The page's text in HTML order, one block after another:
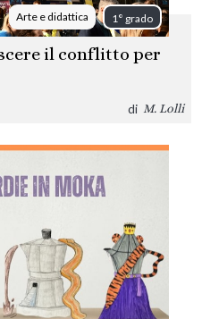
Arte e didattica 1° grado
il conflitto per
di M. Lolli